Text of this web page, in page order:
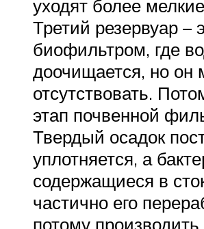
уходят более
Третий резервуар –
биофильтром, где
доочищается, но он
отсутствовать.
этап почвенной
Твердый осадок
уплотняется, а
содержащиеся в
частично его
потому производить